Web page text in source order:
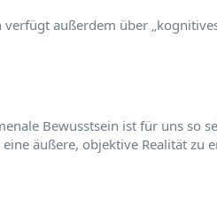
verfügt außerdem über
Bewusstsein ist für uns so
äußere, objektive Realität zu